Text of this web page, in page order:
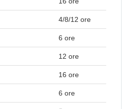
4/8/12 ore
6 ore
12 ore
16 ore
6 ore